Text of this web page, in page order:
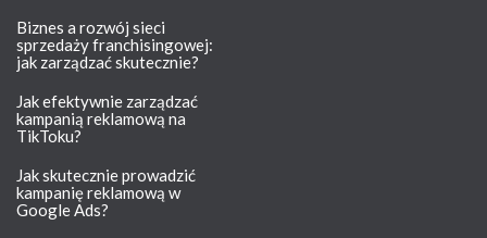
Biznes a rozwój sieci
sprzedaży franchisingowej:
jak zarządzać skutecznie?
Jak efektywnie zarządzać
kampanią reklamową na
TikToku?
Jak skutecznie prowadzić
kampanię reklamową w
Google Ads?